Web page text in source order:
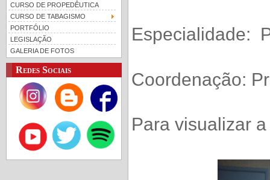
CURSO DE PROPEDÊUTICA
CURSO DE TABAGISMO
PORTFÓLIO
LEGISLAÇÃO
GALERIA DE FOTOS
Redes Sociais
Especialidade:
Coordenação:
Para visualizar